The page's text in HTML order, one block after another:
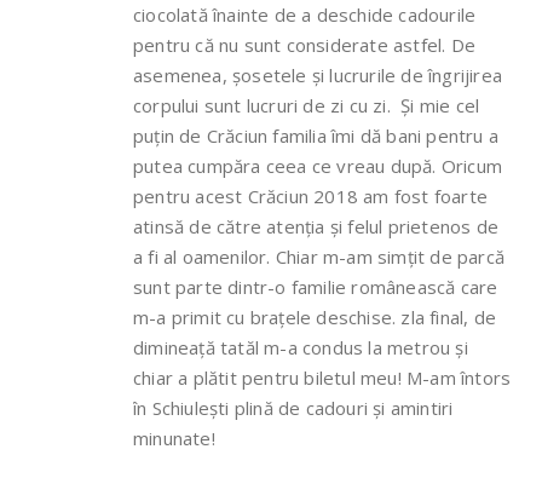
ciocolată înainte de a deschide cadourile
pentru că nu sunt considerate astfel. De
asemenea, șosetele și lucrurile de îngrijirea
corpului sunt lucruri de zi cu zi. Și mie cel
puțin de Crăciun familia îmi dă bani pentru a
putea cumpăra ceea ce vreau după. Oricum
pentru acest Crăciun 2018 am fost foarte
atinsă de către atenția și felul prietenos de
a fi al oamenilor. Chiar m-am simțit de parcă
sunt parte dintr-o familie românească care
m-a primit cu brațele deschise. zla final, de
dimineață tatăl m-a condus la metrou și
chiar a plătit pentru biletul meu! M-am întors
în Schiulești plină de cadouri și amintiri
minunate!